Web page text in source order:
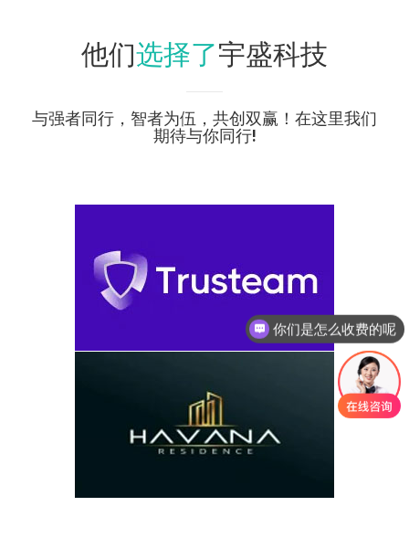
他们选择了宇盛科技
与强者同行，智者为伍，共创双赢！在这里我们
期待与你同行!
你们是怎么收费的呢